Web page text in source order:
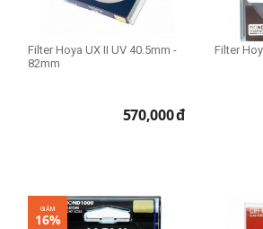
Filter Hoya UX II UV 40.5mm -
82mm
570,000đ
Filter
GIẢM
16%